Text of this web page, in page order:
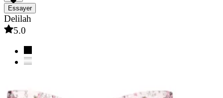
Essayer
Delilah
5.0